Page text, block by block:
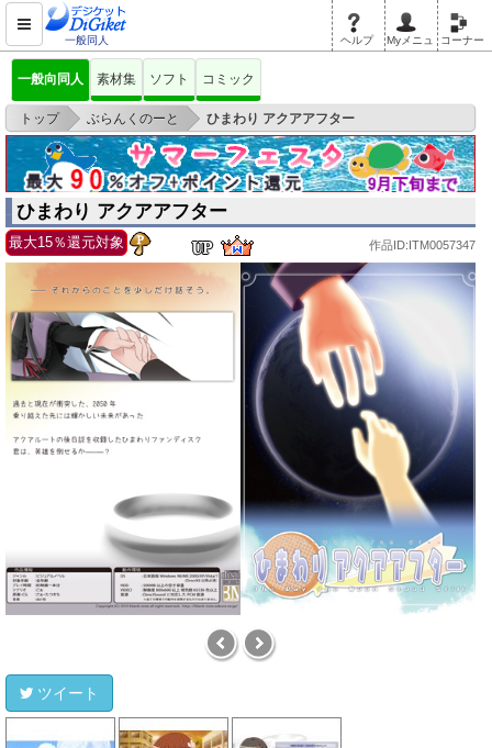
一般同人 ヘルプ Myメニュ コーナー
一般向同人 素材集 ソフト コミック
トップ > ぶらんくのーと > ひまわり アクアアフター
ひまわり アクアアフター
最大15％還元対象 作品ID:ITM0057347
ツイート